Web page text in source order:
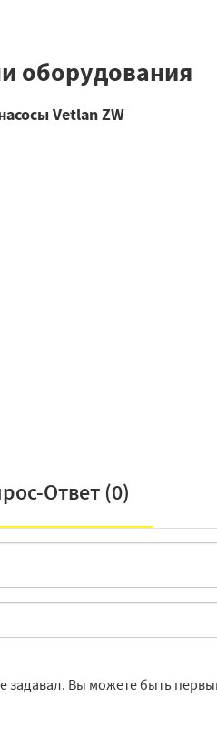
оборудования
Vetlan ZW
Ответ (0)
задавал. Вы можете быть